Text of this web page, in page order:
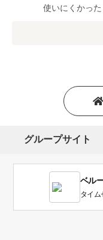
い
使いにくかった
グループサイト
ベル
タイム